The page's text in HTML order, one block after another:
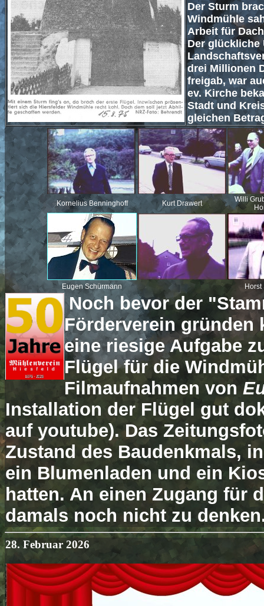
Der Sturm
Windmühle
Arbeit für
Der glückliche
drei Millionen
freigab, war
ev. Kirche
Stadt und
gleichen
Kornelius Benninghoff Kurt Drawert
Willi
Eugen Schürmann Horst
Noch bevor der
Förderverein gründen
eine riesige Aufgabe
Flügel für die
Filmaufnahmen von
Installation der Flügel gut
auf youtube). Das
Zustand des Baudenkmals,
ein Blumenladen und ein
hatten. An einen Zugang für
damals noch nicht zu
28. Februar 2026